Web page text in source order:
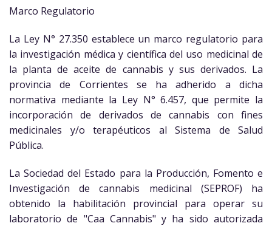
Marco Regulatorio
La Ley N° 27.350 establece un marco regulatorio para
la investigación médica y científica del uso medicinal de
la planta de aceite de cannabis y sus derivados. La
provincia de Corrientes se ha adherido a dicha
normativa mediante la Ley N° 6.457, que permite la
incorporación de derivados de cannabis con fines
medicinales y/o terapéuticos al Sistema de Salud
Pública.
La Sociedad del Estado para la Producción, Fomento e
Investigación de cannabis medicinal (SEPROF) ha
obtenido la habilitación provincial para operar su
laboratorio de "Caa Cannabis" y ha sido autorizada